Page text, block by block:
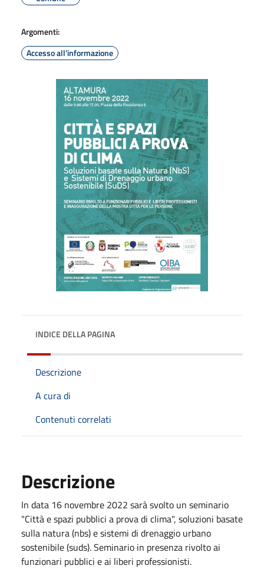
Argomenti:
Accesso all'informazione
INDICE DELLA PAGINA
Descrizione
A cura di
Contenuti correlati
Descrizione
In data 16 novembre 2022 sarà svolto un seminario
"Città e spazi pubblici a prova di clima", soluzioni basate
sulla natura (nbs) e sistemi di drenaggio urbano
sostenibile (suds). Seminario in presenza rivolto ai
funzionari pubblici e ai liberi professionisti.